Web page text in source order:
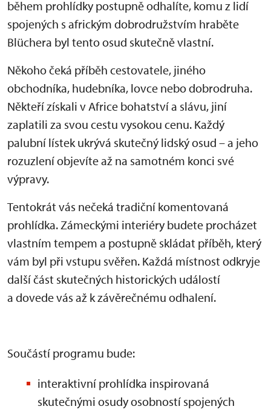
během prohlídky postupně odhalíte, komu z lidí
spojených s africkým dobrodružstvím hraběte
Blüchera byl tento osud skutečně vlastní.
Někoho čeká příběh cestovatele, jiného
obchodníka, hudebníka, lovce nebo dobrodruha.
Někteří získali v Africe bohatství a slávu, jiní
zaplatili za svou cestu vysokou cenu. Každý
palubní lístek ukrývá skutečný lidský osud – a jeho
rozuzlení objevíte až na samotném konci své
výpravy.
Tentokrát vás nečeká tradiční komentovaná
prohlídka. Zámeckými interiéry budete procházet
vlastním tempem a postupně skládat příběh, který
vám byl při vstupu svěřen. Každá místnost odkryje
další část skutečných historických událostí
a dovede vás až k závěrečnému odhalení.
Součástí programu bude:
interaktivní prohlídka inspirovaná
skutečnými osudy osobností spojených